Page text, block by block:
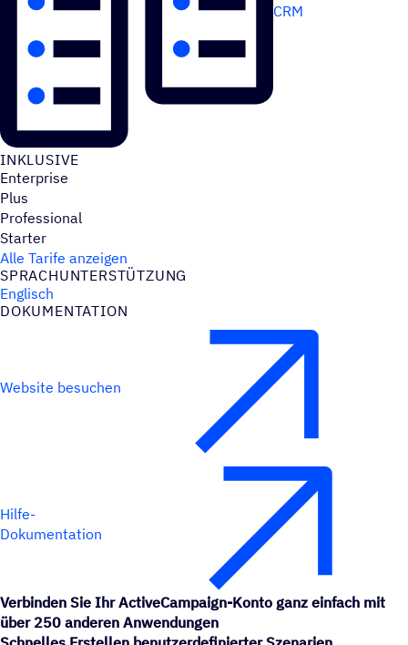
CRM
INKLU­SIVE
Enterprise
Plus
Professional
Starter
Alle Tarife anzeigen
SPRACH­UN­TER­STÜT­ZUNG
Englisch
DOKU­MEN­TA­TION
Website besuchen
Hilfe-
Dokumentation
Verbinden Sie Ihr ActiveCampaign-Konto ganz einfach mit
über 250 anderen Anwendungen